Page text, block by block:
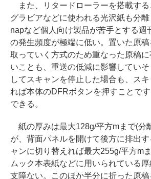
また、リタードローラーを搭載する
グラビアなどに使われる光沢紙も分
napなど個人向け製品が苦手とする週
の発生頻度が極端に低い。置いた原
取っていく方式のため重なった原稿に
いことも、重送の低減に影響してい
してスキャンを停止した場合も、ス
れば本体のDFRボタンを押すことで
できる。
紙の厚みは最大128g/平方mまで(分
が、背面パネルを開けて後方に排出
ャンに切り替えれば最大255g/平方m
ムック本表紙などに用いられている
支障ない。このほか半分に折った原